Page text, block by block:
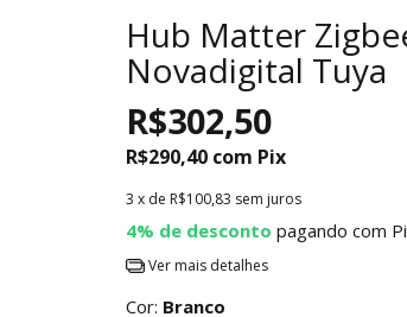
Hub Matter
Novadigital Tuya
R$302,50
R$290,40 com Pix
3 x de R$100,83 sem juros
4% de desconto pagando com
Ver mais detalhes
Cor: Branco